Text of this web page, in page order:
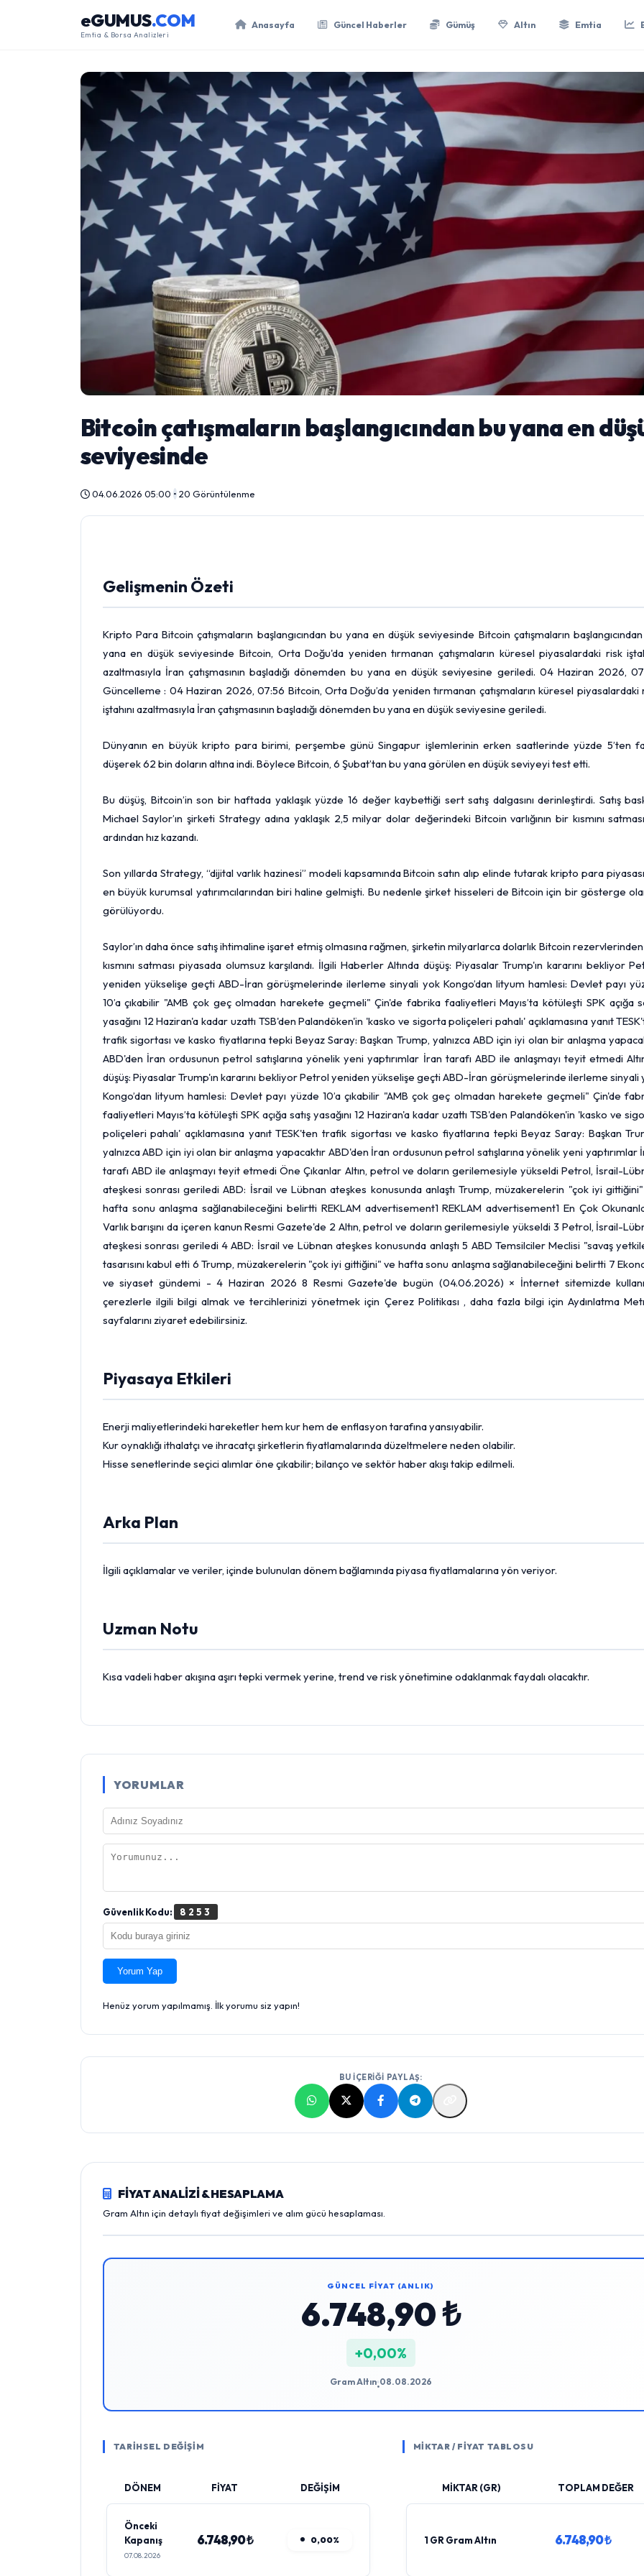
eGUMUS.COM
Emtia & Borsa Analizleri
Anasayfa Güncel Haberler Gümüş Altın Emtia
Bitcoin çatışmaların başlangıcından bu yana en
seviyesinde
04.06.2026 05:00 • 20 Görüntülenme
Gelişmenin Özeti
Kripto ParaBitcoin çatışmaların başlangıcından bu yana en düşük seviyesinde Bitcoin çatışmaların
yana en düşük seviyesinde Bitcoin, Orta Doğu'da yeniden tırmanan çatışmaların küresel piyasalardaki risk
azaltmasıyla İran çatışmasının başladığı dönemden bu yana en düşük seviyesine geriledi. 04 Haziran 2026,
Güncelleme : 04 Haziran 2026, 07:56 Bitcoin, Orta Doğu’da yeniden tırmanan çatışmaların küresel piyasalardaki
iştahını azaltmasıyla İran çatışmasının başladığı dönemden bu yana en düşük seviyesine geriledi.
Dünyanın en büyük kripto para birimi, perşembe günü Singapur işlemlerinin erken saatlerinde yüzde 5’ten
düşerek 62 bin doların altına indi. Böylece Bitcoin, 6 Şubat’tan bu yana görülen en düşük seviyeyi test etti.
Bu düşüş, Bitcoin’in son bir haftada yaklaşık yüzde 16 değer kaybettiği sert satış dalgasını derinleştirdi. Satış
Michael Saylor’ın şirketi Strategy adına yaklaşık 2,5 milyardolar değerindeki Bitcoin varlığının bir kısmını
ardından hız kazandı.
Son yıllarda Strategy, “dijital varlık hazinesi” modeli kapsamında Bitcoin satın alıp elinde tutarak kripto para
en büyük kurumsal yatırımcılarından biri haline gelmişti. Bu nedenle şirket hisseleri de Bitcoin için bir gösterge
görülüyordu.
Saylor’ın daha önce satış ihtimaline işaret etmiş olmasına rağmen, şirketin milyarlarca dolarlık Bitcoin
kısmını satması piyasada olumsuz karşılandı. İlgili Haberler Altında düşüş: Piyasalar Trump'ın kararını bekliyor
yeniden yükselişe geçti ABD-İran görüşmelerinde ilerleme sinyali yok Kongo’dan lityum hamlesi: Devlet payı
10’a çıkabilir "AMB çok geç olmadan harekete geçmeli" Çin'de fabrika faaliyetleri Mayıs’ta kötüleşti SPKaçığa
yasağını 12 Haziran'a kadar uzattı TSB'den Palandöken'in 'kasko ve sigorta poliçeleri pahalı' açıklamasına yanıt
trafik sigortası ve kasko fiyatlarına tepki Beyaz Saray: Başkan Trump, yalnızca ABD için iyi olan bir anlaşma
ABD'den İran ordusunun petrol satışlarına yönelik yeni yaptırımlar İran tarafı ABD ile anlaşmayı teyit etmedi
düşüş: Piyasalar Trump'ın kararını bekliyor Petrol yeniden yükselişe geçti ABD-İran görüşmelerinde ilerleme sinyali
Kongo’dan lityum hamlesi: Devlet payı yüzde 10’a çıkabilir "AMB çok geç olmadan harekete geçmeli" Çin'de
faaliyetleri Mayıs’ta kötüleşti SPK açığa satış yasağını 12 Haziran'a kadar uzattı TSB'den Palandöken'in 'kasko ve
poliçeleri pahalı' açıklamasına yanıt TESK'ten trafik sigortası ve kasko fiyatlarına tepki Beyaz Saray: Başkan
yalnızca ABD için iyi olan bir anlaşma yapacaktır ABD'den İran ordusunun petrol satışlarına yönelik yeni yaptırımlar
tarafı ABD ile anlaşmayı teyit etmedi Öne Çıkanlar Altın, petrol ve doların gerilemesiyle yükseldi Petrol, İsrail-
ateşkesi sonrası geriledi ABD: İsrail ve Lübnan ateşkes konusunda anlaştı Trump, müzakerelerin "çok iyi
hafta sonu anlaşma sağlanabileceğini belirtti REKLAM advertisement1 REKLAM advertisement1 En Çok
Varlık barışını da içeren kanun Resmi Gazete'de 2 Altın, petrol ve doların gerilemesiyle yükseldi 3 Petrol, İsrail-
ateşkesi sonrası geriledi 4 ABD: İsrail ve Lübnan ateşkes konusunda anlaştı 5 ABD Temsilciler Meclisi "savaş
tasarısını kabul etti 6 Trump, müzakerelerin "çok iyi gittiğini" ve hafta sonu anlaşma sağlanabileceğini belirtti 7
ve siyaset gündemi - 4 Haziran 2026 8 Resmi Gazete'de bugün (04.06.2026) × İnternet sitemizde
çerezlerle ilgili bilgi almak ve tercihlerinizi yönetmek için Çerez Politikası , daha fazla bilgi için Aydınlatma
sayfalarını ziyaret edebilirsiniz.
Piyasaya Etkileri
Enerji maliyetlerindeki hareketler hem kur hem de enflasyon tarafına yansıyabilir.
Kur oynaklığı ithalatçı ve ihracatçı şirketlerin fiyatlamalarında düzeltmelere neden olabilir.
Hisse senetlerinde seçici alımlar öne çıkabilir; bilanço ve sektör haber akışı takip edilmeli.
Arka Plan
İlgili açıklamalar ve veriler, içinde bulunulan dönem bağlamında piyasa fiyatlamalarına yön veriyor.
Uzman Notu
Kısa vadeli haber akışına aşırı tepki vermek yerine, trend ve risk yönetimine odaklanmak faydalı olacaktır.
YORUMLAR
Güvenlik Kodu: 8253
Yorum Yap
Henüz yorum yapılmamış. İlk yorumu siz yapın!
BU İÇERİĞİ PAYLAŞ:
FİYAT ANALİZİ & HESAPLAMA
Gram Altın için detaylı fiyat değişimleri ve alım gücü hesaplaması.
GÜNCEL FİYAT (ANLIK)
6.748,90 ₺
+0,00%
Gram Altın•08.08.2026
TARİHSEL DEĞİŞİM
DÖNEM FİYAT DEĞİŞİM
Önceki
Kapanış
07.08.2026
6.748,90 ₺ 0,00%
MİKTAR / FİYAT TABLOSU
MİKTAR (GR) TOPLAM DEĞER
1 GR Gram Altın 6.748,90 ₺